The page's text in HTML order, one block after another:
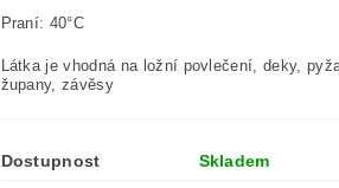
Praní: 40°C
Látka je vhodná na ložní povlečení, deky,
župany, závěsy
Dostupnost
Skladem